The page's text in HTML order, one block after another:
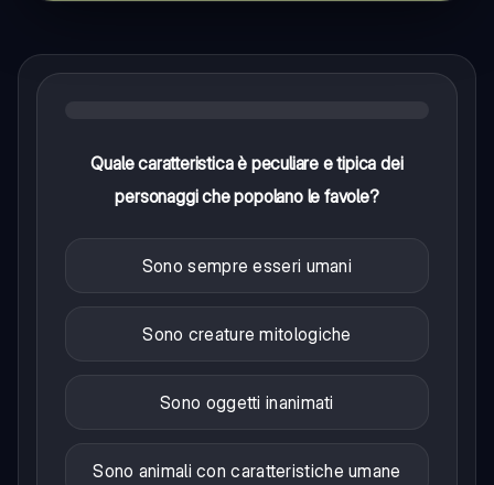
Quale caratteristica è peculiare e tipica dei
personaggi che popolano le favole?
Sono sempre esseri umani
Sono creature mitologiche
Sono oggetti inanimati
Sono animali con caratteristiche umane